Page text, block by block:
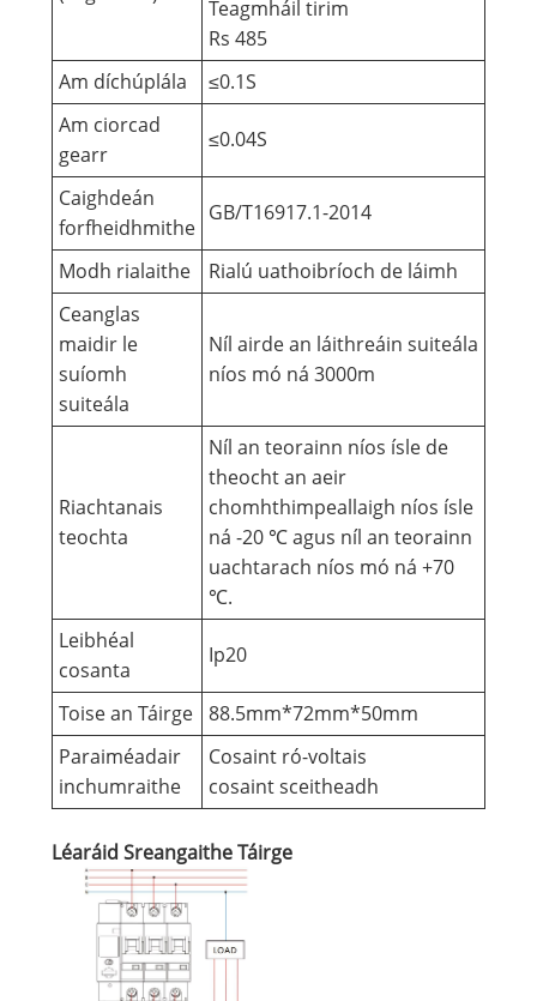
Teagmháil tirim
Rs 485
Am díchúplála
≤0.1S
Am ciorcad
gearr
≤0.04S
Caighdeán
forfheidhmithe
GB/T16917.1-2014
Modh rialaithe
Rialú uathoibríoch de láimh
Ceanglas
maidir le
suíomh
suiteála
Níl airde an láithreáin suiteála
níos mó ná 3000m
Riachtanais
teochta
Níl an teorainn níos ísle de
theocht an aeir
chomhthimpeallaigh níos ísle
ná -20 ℃ agus níl an teorainn
uachtarach níos mó ná +70
℃.
Leibhéal
cosanta
Ip20
Toise an Táirge
88.5mm*72mm*50mm
Paraiméadair
inchumraithe
Cosaint ró-voltais
cosaint sceitheadh
Léaráid Sreangaithe Táirge